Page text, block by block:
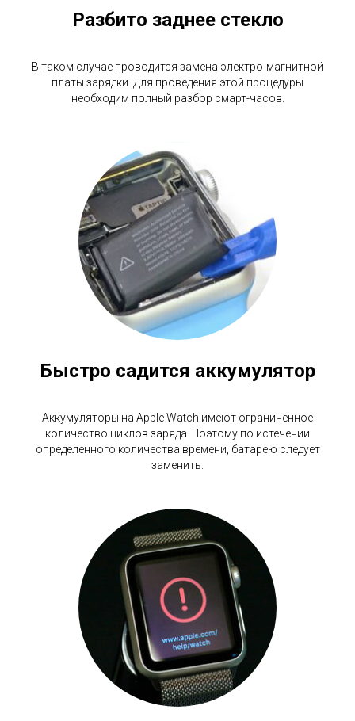
Разбито заднее стекло
В таком случае проводится замена электро-магнитной
платы зарядки. Для проведения этой процедуры
необходим полный разбор смарт-часов.
Быстро садится аккумулятор
Аккумуляторы на Apple Watch имеют ограниченное
количество циклов заряда. Поэтому по истечении
определенного количества времени, батарею следует
заменить.